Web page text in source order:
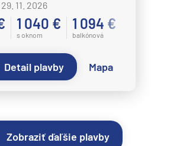
11. 2026
1 040 €
s oknom
1 094 €
balkónová
Detail plavby Mapa
Zobraziť ďaľšie plavby